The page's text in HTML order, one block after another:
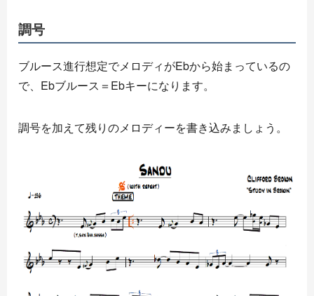
調号
ブルース進行想定でメロディがEbから始まっているの
で、Ebブルース＝Ebキーになります。
調号を加えて残りのメロディーを書き込みましょう。